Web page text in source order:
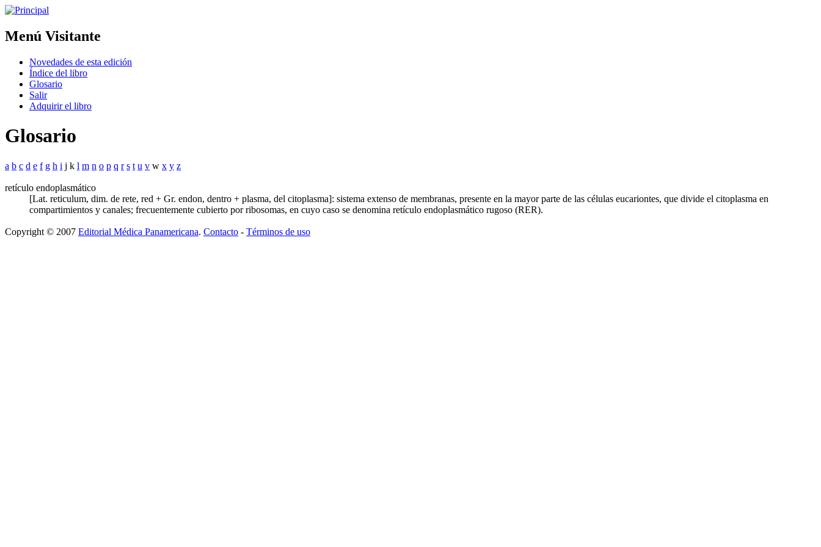
Menú Visitante
Novedades de esta edición
Índice del libro
Glosario
Salir
Adquirir el libro
Glosario
a b c d e f g h i j k l m n o p q r s t u v w x y z
retículo endoplasmático
[Lat. reticulum, dim. de rete, red + Gr. endon, dentro + plasma, del citoplasma]: sistema extenso de membranas, presente en la mayor parte de las células eucariontes, que divide el citoplasma en
compartimientos y canales; frecuentemente cubierto por ribosomas, en cuyo caso se denomina retículo endoplasmático rugoso (RER).
Copyright © 2007 Editorial Médica Panamericana. Contacto - Términos de uso